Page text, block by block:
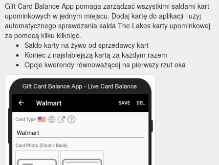
Gift Card Balance App pomaga zarządzać wszystkimi saldami kart
upominkowych w jednym miejscu. Dodaj kartę do aplikacji i użyj
automatycznego sprawdzania salda The Lakes karty upominkowej
za pomocą kilku kliknięć.
Saldo karty na żywo od sprzedawcy kart
Koniec z najsłabiejszą kartą za każdym razem
Opcje kwerendy równoważącej na pierwszy rzut oka